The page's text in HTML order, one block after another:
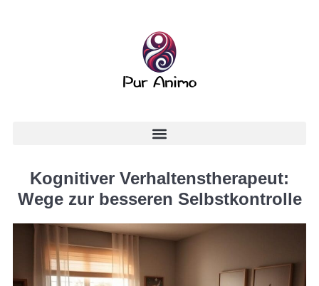
Kognitiver Verhaltenstherapeut:
Wege zur besseren Selbstkontrolle